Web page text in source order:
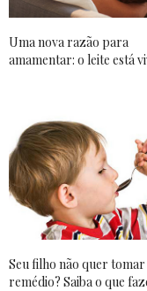
Uma nova razão para
amamentar: o leite está
Seu filho não quer tomar
remédio? Saiba o que